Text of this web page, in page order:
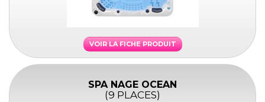
VOIR LA FICHE PRODUIT
SPA NAGE OCEAN
(9 PLACES)